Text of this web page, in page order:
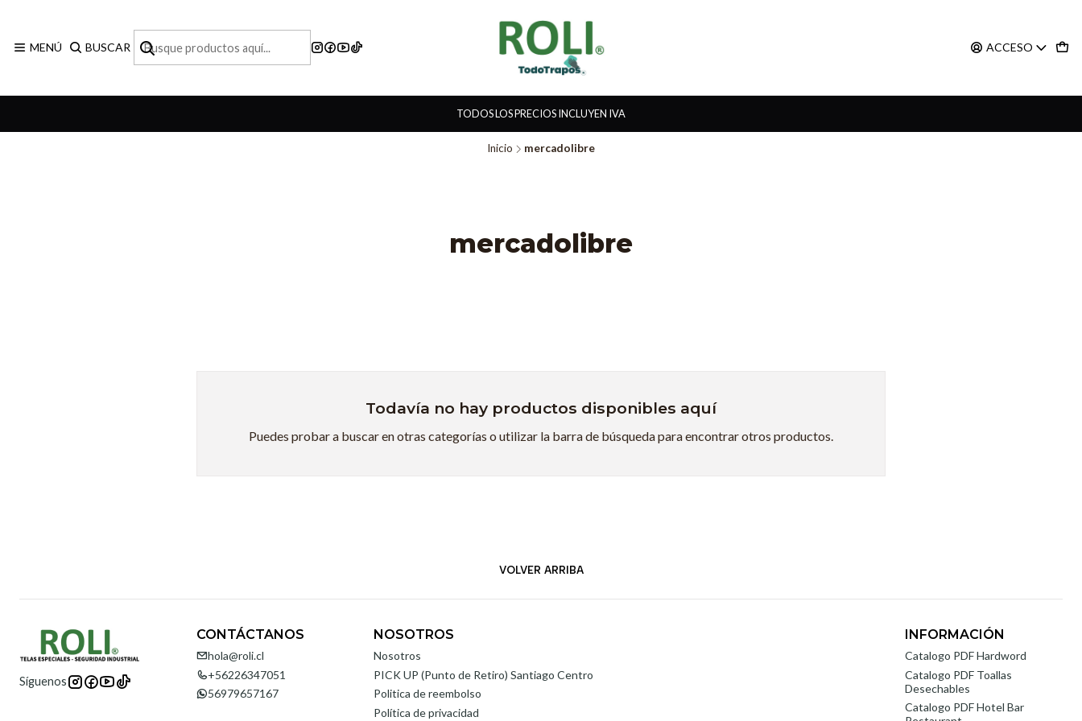
MENÚ BUSCAR ACCESO
TODOS LOS PRECIOS INCLUYEN IVA
Inicio mercadolibre
mercadolibre
Todavía no hay productos disponibles aquí
Puedes probar a buscar en otras categorías o utilizar la barra de búsqueda para encontrar otros productos.
VOLVER ARRIBA
Síguenos
CONTÁCTANOS
hola@roli.cl
+56226347051
56979657167
NOSOTROS
Nosotros
PICK UP (Punto de Retiro) Santiago Centro
Politica de reembolso
Política de privacidad
INFORMACIÓN
Catalogo PDF Hardword
Catalogo PDF Toallas
Desechables
Catalogo PDF Hotel Bar